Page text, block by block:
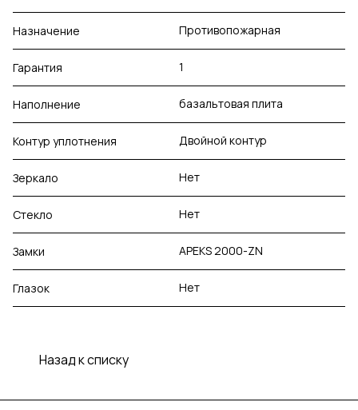
Назначение Противопожарная
Гарантия 1
Наполнение базальтовая плита
Контур уплотнения Двойной контур
Зеркало Нет
Стекло Нет
Замки APEKS 2000-ZN
Глазок Нет
Назад к списку